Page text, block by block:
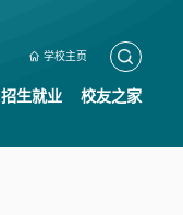
学校主页
招生就业 校友之家